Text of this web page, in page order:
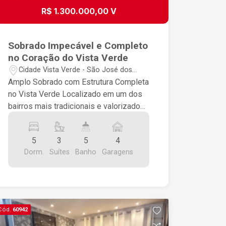
R$ 1.300.000,00 V
Sobrado Impecável e Completo
no Coração do Vista Verde
Cidade Vista Verde - São José dos
Campos/SP
Amplo Sobrado com Estrutura Completa
no Vista Verde Localizado em um dos
bairros mais tradicionais e valorizados
Verde se destaca pela amplitude,
funcionalidade e excelente estado de
conservação. Em um terreno de 300 m²,
Composta por 5 quartos, sendo 3
suítes na parte inferior, a casa dispõe
5
Dorm.
3
Suítes
5
Banho
4
Garagens
60942